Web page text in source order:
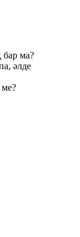
бар ма?
әлде
ме?